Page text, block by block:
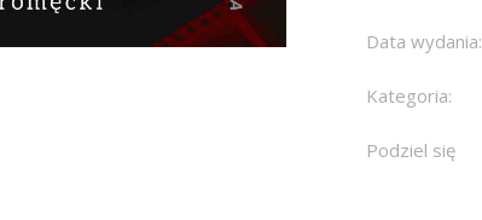
Data wydania:
Kategoria:
Podziel się